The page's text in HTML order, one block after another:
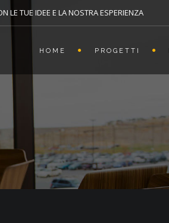
LE TUE IDEE E LA NOSTRA ESPERIENZA
HOME PROGETTI